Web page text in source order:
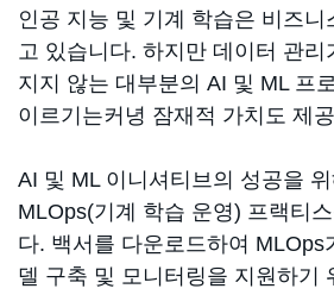
인공 지능 및 기계 학습은 비즈
고 있습니다. 하지만 데이터 관리
지지 않는 대부분의 AI 및 ML 프
이르기는커녕 잠재적 가치도 제
AI 및 ML 이니셔티브의 성공을
MLOps(기계 학습 운영) 프랙티
다. 백서를 다운로드하여 MLOps
델 구축 및 모니터링을 지원하기